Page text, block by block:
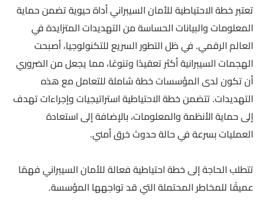
تعتبر خطة الاحتياطية للأمان السيبراني أداة حيوية تضمن حماية
المعلومات والبيانات الحساسة من التهديدات المتزايدة في
العالم الرقمي. في ظل التطور السريع للتكنولوجيا، أصبحت
الهجمات السيبرانية أكثر تعقيدًا وتنوعًا، مما يجعل من الضروري
أن تكون لدى المؤسسات خطة شاملة للتعامل مع هذه
التهديدات. تتضمن خطة الاحتياطية استراتيجيات وإجراءات تهدف
إلى حماية الأنظمة والمعلومات، بالإضافة إلى استعادة
العمليات بسرعة في حالة حدوث خرق أمني.
تتطلب الحاجة إلى خطة احتياطية فعالة للأمان السيبراني فهمًا
عميقًا للمخاطر المحتملة التي قد تواجهها المؤسسة.